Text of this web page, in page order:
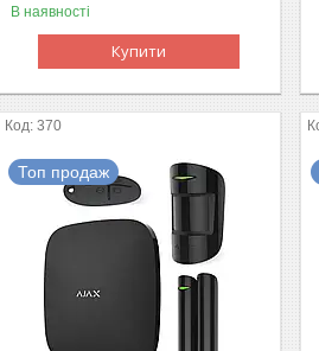
В наявності
Купити
370
Топ продаж